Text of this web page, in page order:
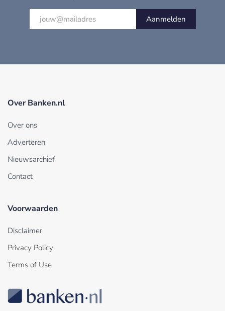
Aanmelden
Over Banken.nl
Over ons
Adverteren
Nieuwsarchief
Contact
Voorwaarden
Disclaimer
Privacy Policy
Terms of Use